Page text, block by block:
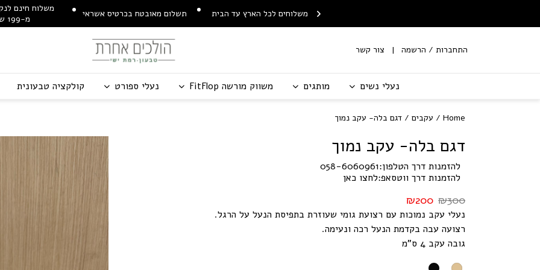
משלוחים לכל הארץ עד הבית תשלום מאובטח בכרטיס אשראי
משלוח חינם
מ-199 ש"ח
התחברות / הרשמה צור קשר
נעלי נשים מותגים משווק מורשה FitFlop נעלי ספורט קולקציה טבעונית
Home
/ עקבים / דגם בלה- עקב נמוך
דגם בלה- עקב נמוך
להזמנות דרך הטלפון:058-6060961
להזמנות דרך ווטסאפ:לחצו כאן
₪300
₪200
נעלי עקב נמוכות עם רצועת גומי שעוזרת בתפיסת הנעל על הרגל.
רצועה עבה בקדמת הנעל רכה ונעימה.
גובה עקב 4 ס"מ